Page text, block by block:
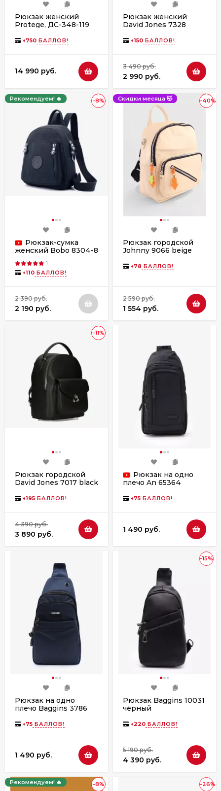
Рюкзак женский
Protege, ДС-348-119
+750 БАЛЛОВ!
14 990 руб.
Рюкзак женский
David Jones 7328
+150 БАЛЛОВ!
3 490 руб.
2 990 руб.
-8%
Рекомендуем! 🔥
Рюкзак-сумка
женский Bobo 8304-8
1
+110 БАЛЛОВ!
2 390 руб.
2 190 руб.
-40%
Скидки месяца 😽
Рюкзак городской
Johnny 9066 beige
+78 БАЛЛОВ!
2 590 руб.
1 554 руб.
-11%
Рюкзак городской
David Jones 7017 black
+195 БАЛЛОВ!
4 390 руб.
3 890 руб.
Рюкзак на одно
плечо An 65364
+75 БАЛЛОВ!
1 490 руб.
Рюкзак на одно
плечо Baggins 3786
+75 БАЛЛОВ!
1 490 руб.
-15%
Рюкзак Baggins 10031
чёрный
+220 БАЛЛОВ!
5 190 руб.
4 390 руб.
-8%
Рекомендуем! 🔥 -26%